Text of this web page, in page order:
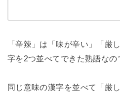
「辛辣」は「味が辛い」「厳
字を2つ並べてできた熟語なの
同じ意味の漢字を並べて「厳